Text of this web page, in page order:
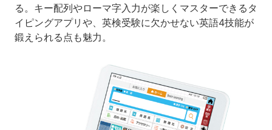
る。キー配列やローマ字入力が楽しくマスターできるタ
イピングアプリや、英検受験に欠かせない英語4技能が
鍛えられる点も魅力。